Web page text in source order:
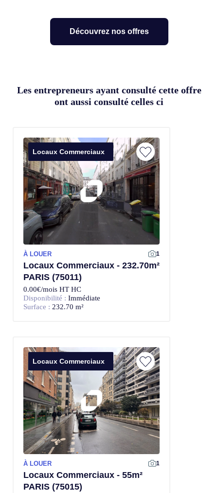
Découvrez nos offres
Les entrepreneurs ayant consulté cette offre
ont aussi consulté celles ci
Locaux Commerciaux
À LOUER 1
Locaux Commerciaux - 232.70m²
PARIS (75011)
0.00€/mois HT HC
Disponibilité : Immédiate
Surface : 232.70 m²
Locaux Commerciaux
À LOUER 1
Locaux Commerciaux - 55m²
PARIS (75015)